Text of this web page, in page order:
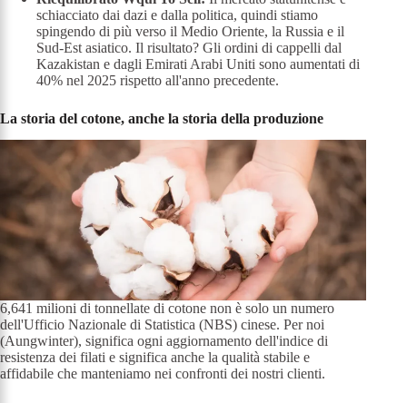
schiacciato dai dazi e dalla politica, quindi stiamo
spingendo di più verso il Medio Oriente, la Russia e il
Sud-Est asiatico. Il risultato? Gli ordini di cappelli dal
Kazakistan e dagli Emirati Arabi Uniti sono aumentati di
40% nel 2025 rispetto all'anno precedente.
La storia del cotone, anche la storia della produzione
6,641 milioni di tonnellate di cotone non è solo un numero
dell'Ufficio Nazionale di Statistica (NBS) cinese. Per noi
(Aungwinter), significa ogni aggiornamento dell'indice di
resistenza dei filati e significa anche la qualità stabile e
affidabile che manteniamo nei confronti dei nostri clienti.